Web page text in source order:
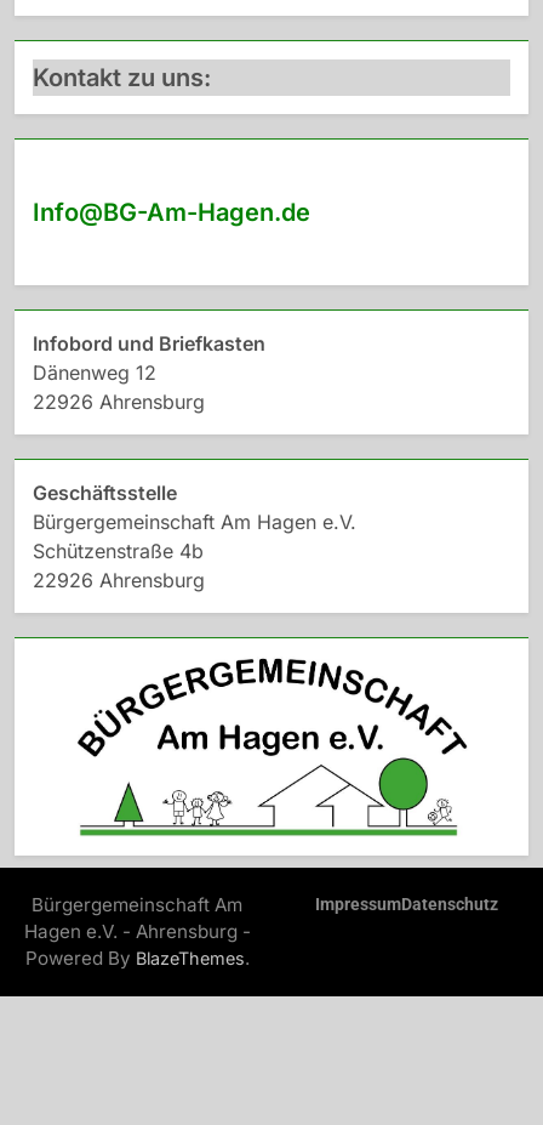
Kontakt zu uns:
Info@BG-Am-Hagen.de
Infobord und Briefkasten
Dänenweg 12
22926 Ahrensburg
Geschäftsstelle
Bürgergemeinschaft Am Hagen e.V.
Schützenstraße 4b
22926 Ahrensburg
Bürgergemeinschaft Am
Hagen e.V. - Ahrensburg -
Powered By BlazeThemes.
ImpressumDatenschutz